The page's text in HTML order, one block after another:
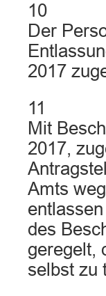
10
Der
2017
11
Mit
2017,
Amts
des
geregelt,
selbst zu